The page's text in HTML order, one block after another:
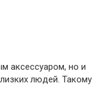
аксессуаром, но и
людей. Такому